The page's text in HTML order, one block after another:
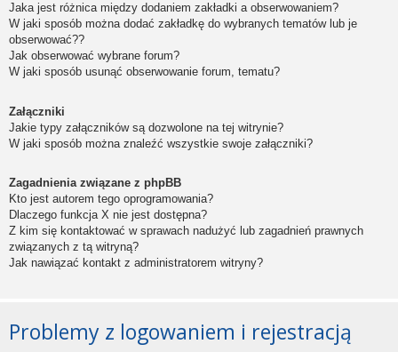
Jaka jest różnica między dodaniem zakładki a obserwowaniem?
W jaki sposób można dodać zakładkę do wybranych tematów lub je
obserwować??
Jak obserwować wybrane forum?
W jaki sposób usunąć obserwowanie forum, tematu?
Załączniki
Jakie typy załączników są dozwolone na tej witrynie?
W jaki sposób można znaleźć wszystkie swoje załączniki?
Zagadnienia związane z phpBB
Kto jest autorem tego oprogramowania?
Dlaczego funkcja X nie jest dostępna?
Z kim się kontaktować w sprawach nadużyć lub zagadnień prawnych
związanych z tą witryną?
Jak nawiązać kontakt z administratorem witryny?
Problemy z logowaniem i rejestracją